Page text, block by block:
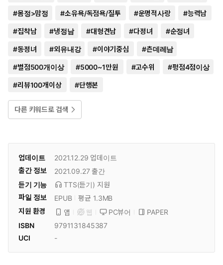
#몸정>맘정 #소유욕/독점욕/질투 #운명적사랑 #능력남
#집착남 #냉정남 #대형견남 #다정녀 #순정녀
#동정녀 #외유내강 #이야기중심 #츤데레남
#별점500개이상 #5000~1만원 #고수위 #평점4점이상
#리뷰100개이상 #단행본
다른 키워드로 검색
업데이트 2021.12.29 업데이트
출간 정보
2021.09.27 출간
듣기 기능
TTS(듣기) 지원
파일 정보
EPUB
평균 1.3MB
지원 환경
앱 웹 PC뷰어
PAPER
ISBN
9791131845387
UCI
-